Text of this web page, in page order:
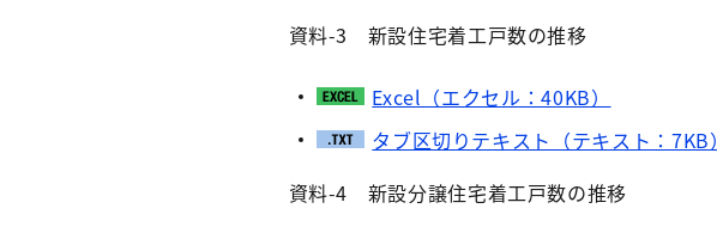
資料-3 新設住宅着工戸数の推移
Excel（エクセル：40KB）
タブ区切りテキスト（テキスト：7KB）
資料-4 新設分譲住宅着工戸数の推移